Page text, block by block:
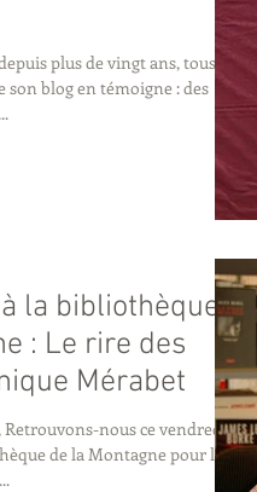
plus de vingt ans, tous les
blog en témoigne : des
la bibliothèque
: Le rire des
Mérabet
de la Montagne pour le